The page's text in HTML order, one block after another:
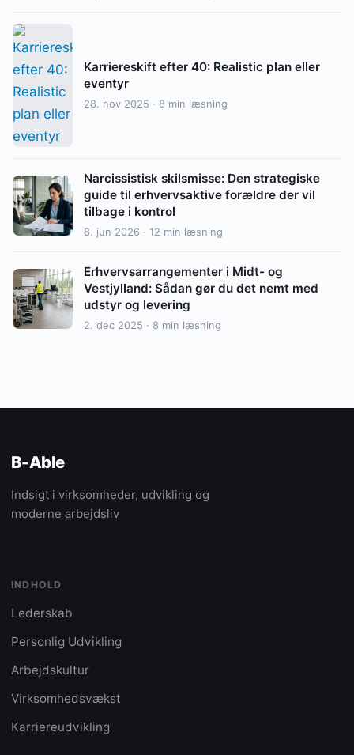
Karriereskift efter 40: Realistic plan eller
eventyr
28. nov 2025 · 8 min læsning
Narcissistisk skilsmisse: Den strategiske
guide til erhvervsaktive forældre der vil
tilbage i kontrol
8. jun 2026 · 12 min læsning
Erhvervsarrangementer i Midt- og
Vestjylland: Sådan gør du det nemt med
udstyr og levering
2. dec 2025 · 8 min læsning
B-Able
Indsigt i virksomheder, udvikling og
moderne arbejdsliv
INDHOLD
Lederskab
Personlig Udvikling
Arbejdskultur
Virksomhedsvækst
Karriereudvikling